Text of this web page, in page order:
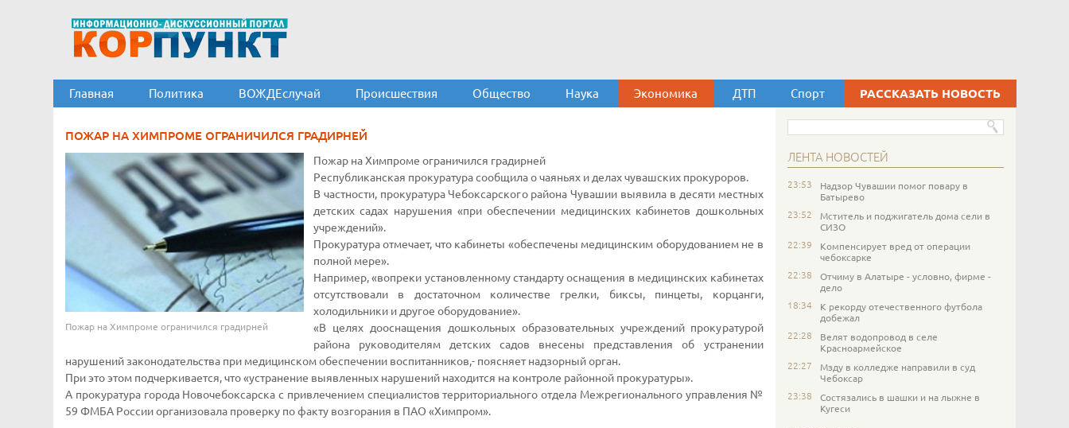
Главная Политика ВОЖДЕслучай Происшествия Общество Наука Экономика ДТП Спорт РАССКАЗАТЬ НОВОСТЬ
ПОЖАР НА ХИМПРОМЕ ОГРАНИЧИЛСЯ ГРАДИРНЕЙ
Пожар на Химпроме ограничился градирней
Пожар на Химпроме ограничился градирней
Республиканская прокуратура сообщила о чаяньях и делах чувашских прокуроров.
В частности, прокуратура Чебоксарского района Чувашии выявила в десяти местных
детских садах нарушения «при обеспечении медицинских кабинетов дошкольных
учреждений».
Прокуратура отмечает, что кабинеты «обеспечены медицинским оборудованием не в
полной мере».
Например, «вопреки установленному стандарту оснащения в медицинских кабинетах
отсутствовали в достаточном количестве грелки, биксы, пинцеты, корцанги,
холодильники и другое оборудование».
«В целях дооснащения дошкольных образовательных учреждений прокуратурой
района руководителям детских садов внесены представления об устранении
нарушений законодательства при медицинском обеспечении воспитанников,- поясняет надзорный орган.
При это этом подчеркивается, что «устранение выявленных нарушений находится на контроле районной прокуратуры».
А прокуратура города Новочебоксарска с привлечением специалистов территориального отдела Межрегионального управления №
59 ФМБА России организовала проверку по факту возгорания в ПАО «Химпром».
ЛЕНТА НОВОСТЕЙ
23:53
Надзор Чувашии помог повару в
Батырево
23:52
Мститель и поджигатель дома сели в
СИЗО
22:39
Компенсирует вред от операции
чебоксарке
22:38
Отчиму в Алатыре - условно, фирме -
дело
18:34
К рекорду отечественного футбола
добежал
22:28
Велят водопровод в селе
Красноармейское
22:27
Мзду в колледже направили в суд
Чебоксар
23:38
Состязались в шашки и на лыжне в
Кугеси